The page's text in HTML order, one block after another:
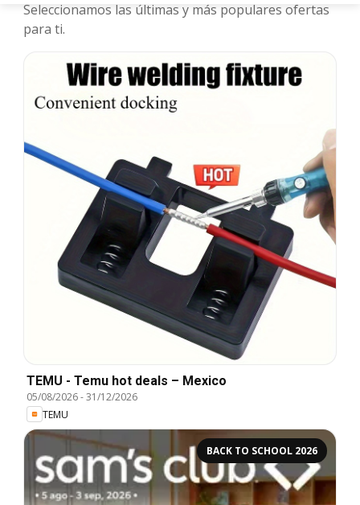
Seleccionamos las últimas y más populares ofertas
para ti.
TEMU - Temu hot deals – Mexico
05/08/2026-31/12/2026
TEMU
BACK TO SCHOOL 2026